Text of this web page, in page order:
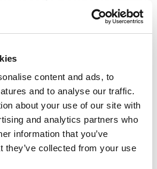
content and ads, to
and to analyse our traffic.
about your use of our site with
and analytics partners who
information that you’ve
they’ve collected from your use
koncerter i Los
bandet opførte
of Death Metals
i USA den 11. april
3. juli 2006. Albummet
numre som “Don't
a Bang!)”, “I Want
News)” og “Cherry